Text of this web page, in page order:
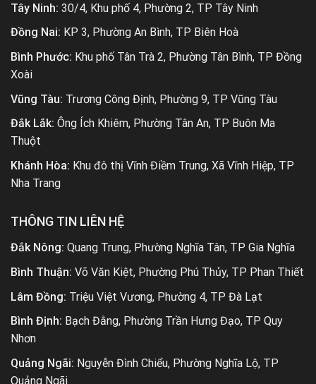
Tây Ninh: 30/4, Khu phố 4, Phường 2, TP Tây Ninh
Đồng Nai: KP 3, Phường An Bình, TP Biên Hoà
Bình Phước: Khu phố Tân Trà 2, Phường Tân Bình, TP Đồng
Xoài
Vũng Tàu: Trương Công Định, Phường 9, TP Vũng Tàu
Đắk Lắk: Ông Ích Khiêm, Phường Tân An, TP Buôn Ma
Thuột
Khánh Hòa: Khu đô thị Vĩnh Điềm Trung, Xã Vĩnh Hiệp, TP
Nha Trang
THÔNG TIN LIÊN HỆ
Đắk Nông: Quang Trung, Phường Nghĩa Tân, TP Gia Nghĩa
Bình Thuận: Võ Văn Kiệt, Phường Phú Thủy, TP Phan Thiết
Lâm Đồng: Triệu Việt Vương, Phường 4, TP Đà Lạt
Bình Định: Bạch Đằng, Phường Trần Hưng Đạo, TP Quy
Nhơn
Quảng Ngãi: Nguyễn Đình Chiểu, Phường Nghĩa Lộ, TP
Quảng Ngãi